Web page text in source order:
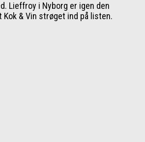
Lieffroy i Nyborg er igen den
& Vin strøget ind på listen.